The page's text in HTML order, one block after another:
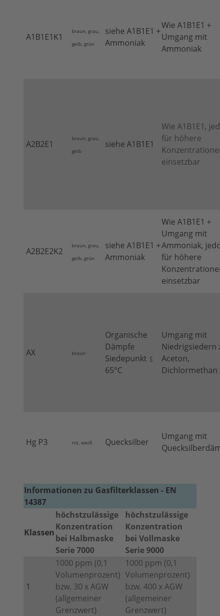
A1B1E1K1
braun, grau,
gelb, grün
siehe A1B1E1 +
Ammoniak
Wie A1B1E1 +
Umgang mit
Ammoniak
A2B2E1
braun, grau,
gelb
siehe A1B1E1
Wie A1B1E1,
für höhere
einsetzbar
A2B2E2K2
braun, grau,
gelb, grün
siehe A1B1E1 +
Ammoniak
Wie A1B1E1 +
Umgang mit
Ammoniak,
für höhere
einsetzbar
AX braun
Organische
Dämpfe
Siedepunkt ≤
65°C
Umgang mit
Niedrigsiedern
Aceton,
Dichlormethan
Hg P3 rot, weiß Quecksilber
Umgang mit
Informationen zu Gasfilterklassen - EN
14387
Klassen
höchstzulässige
Konzentration
bei Halbmaske
Serie 7000
höchstzulässige
Konzentration
bei Vollmaske
Serie 9000
1
1000 ppm (0,1
Volumenprozent)
bzw. 30 x AGW
(allgemeiner
Grenzwert)
1000 ppm (0,1
Volumenprozent)
bzw. 400 x AGW
(allgemeiner
Grenzwert)